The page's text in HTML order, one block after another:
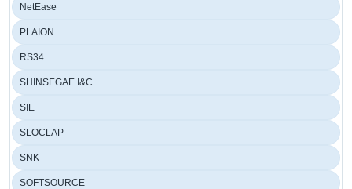
NetEase
PLAION
RS34
SHINSEGAE I&C
SIE
SLOCLAP
SNK
SOFTSOURCE